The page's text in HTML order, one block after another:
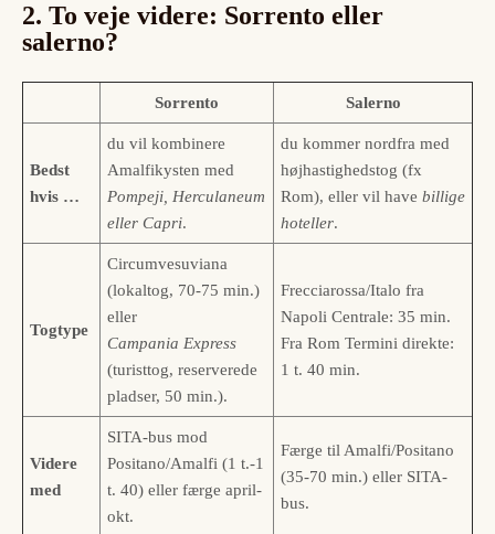
2. To veje videre: Sorrento eller
salerno?
Sorrento Salerno
Bedst
hvis …
du vil kombinere
Amalfikysten med
Pompeji, Herculaneum
eller Capri.
du kommer nordfra med
højhastighedstog (fx
Rom), eller vil have billige
hoteller.
Togtype
Circumvesuviana
(lokaltog, 70-75 min.)
eller
Campania Express
(turisttog, reserverede
pladser, 50 min.).
Frecciarossa/Italo fra
Napoli Centrale: 35 min.
Fra Rom Termini direkte:
1 t. 40 min.
Videre
med
SITA-bus mod
Positano/Amalfi (1 t.-1
t. 40) eller færge april-
okt.
Færge til Amalfi/Positano
(35-70 min.) eller SITA-
bus.